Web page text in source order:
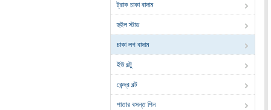
ট্রাক চাকা বাদাম
হুইল স্টাড
চাকা লগ বাদাম
ইউ বল্টু
কেন্দ্র বল্ট
পাতার বসন্ত পিন